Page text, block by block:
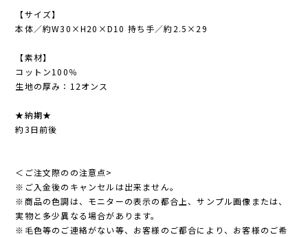
【サイズ】
本体／約W30×H20×D10 持ち手／約2.5×29
【素材】
コットン100％
生地の厚み：12オンス
★納期★
約3日前後
＜ご注文際のの注意点>
※ご入金後のキャンセルは出来ません。
※商品の色調は、モニターの表示の都合上、サンプル画像または、
実物と多少異なる場合があります。
※毛色等のご連絡がない等、お客様のご都合により、お客様のご希